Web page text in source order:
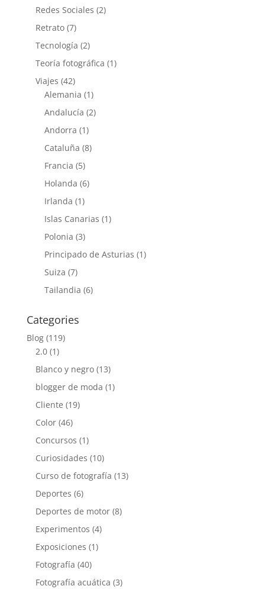
Redes Sociales (2)
Retrato(7)
Tecnología (2)
Teoría fotográfica (1)
Viajes (42)
Alemania (1)
Andalucía (2)
Andorra (1)
Cataluña (8)
Francia (5)
Holanda (6)
Irlanda (1)
Islas Canarias (1)
Polonia (3)
Principado de Asturias (1)
Suiza (7)
Tailandia (6)
Categories
Blog(119)
2.0(1)
Blanco y negro(13)
blogger de moda (1)
Cliente (19)
Color(46)
Concursos (1)
Curiosidades (10)
Curso de fotografía (13)
Deportes (6)
Deportes de motor(8)
Experimentos (4)
Exposiciones (1)
Fotografía (40)
Fotografía acuática (3)